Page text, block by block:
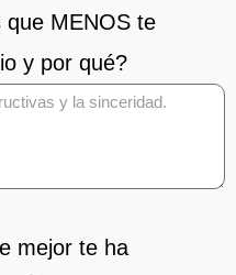
que MENOS te
y por qué?
mejor te ha